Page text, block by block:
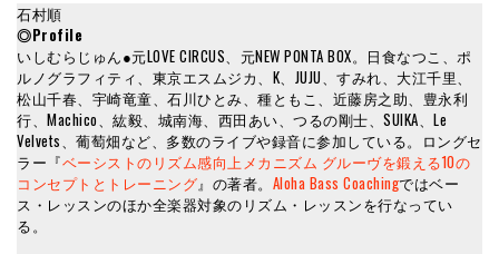
石村順
◎Profile
いしむらじゅん●元LOVE CIRCUS、元NEW PONTA BOX。日食なつこ、ポ
ルノグラフィティ、東京エスムジカ、K、JUJU、すみれ、大江千里、
松山千春、宇崎竜童、石川ひとみ、種ともこ、近藤房之助、豊永利
行、Machico、紘毅、城南海、西田あい、つるの剛士、SUIKA、Le
Velvets、葡萄畑など、多数のライブや録音に参加している。ロングセ
ラー『ベーシストのリズム感向上メカニズム グルーヴを鍛える10の
コンセプトとトレーニング』の著者。 Aloha Bass Coachingではベー
ス・レッスンのほか全楽器対象のリズム・レッスンを行なってい
る。